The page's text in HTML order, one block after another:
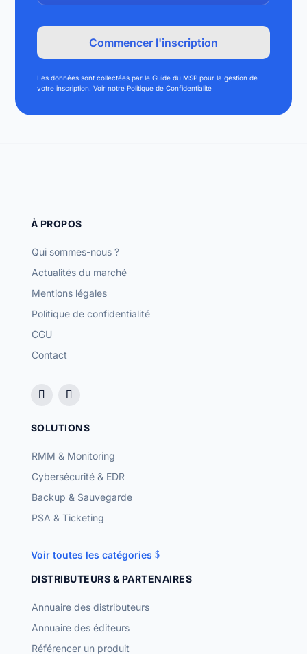
Les données sont collectées par le Guide du MSP pour la gestion de
votre inscription. Voir notre Politique de Confidentialité
À PROPOS
Qui sommes-nous ?
Actualités du marché
Mentions légales
Politique de confidentialité
CGU
Contact
SOLUTIONS
RMM & Monitoring
Cybersécurité & EDR
Backup & Sauvegarde
PSA & Ticketing
Voir toutes les catégories
DISTRIBUTEURS & PARTENAIRES
Annuaire des distributeurs
Annuaire des éditeurs
Référencer un produit